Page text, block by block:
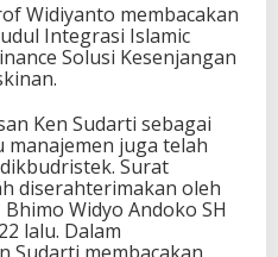
Widiyanto membacakan
Integrasi Islamic
Solusi Kesenjangan
Ken Sudarti sebagai
juga telah
Surat
diserahterimakan oleh
Widyo Andoko SH
lalu. Dalam